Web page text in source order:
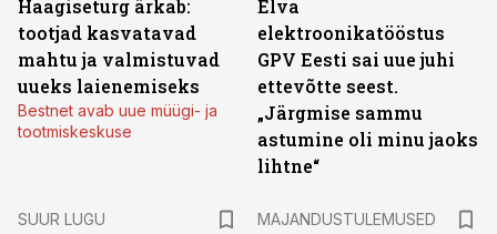
Haagiseturg ärkab:
tootjad kasvatavad
mahtu ja valmistuvad
uueks laienemiseks
Bestnet avab uue müügi- ja
tootmiskeskuse
Elva
elektroonikatööstus
GPV Eesti sai uue juhi
ettevõtte seest.
„Järgmise sammu
astumine oli minu jaoks
lihtne“
SUUR LUGU
MAJANDUSTULEMUSED